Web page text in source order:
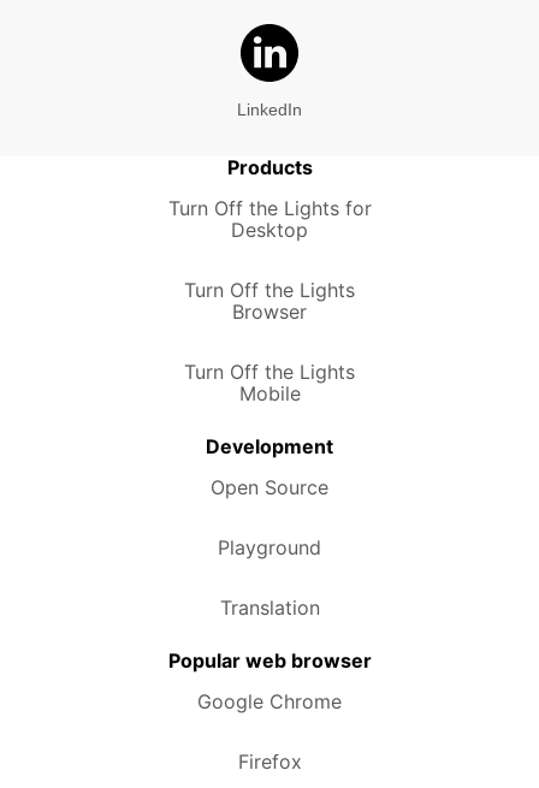
LinkedIn
Products
Turn Off the Lights for
Desktop
Turn Off the Lights
Browser
Turn Off the Lights
Mobile
Development
Open Source
Playground
Translation
Popular web browser
Google Chrome
Firefox